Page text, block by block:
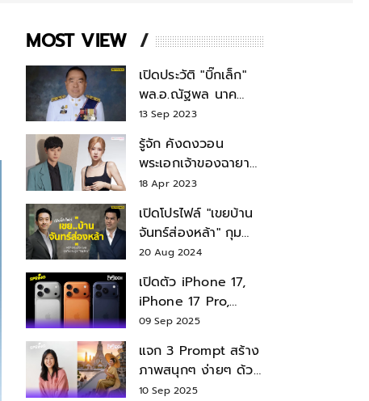
MOST VIEW
เปิดประวัติ "บิ๊กเล็ก"
พล.อ.ณัฐพล นาค
พาณิชย์ จากเลขาฯ
สมช.-เลขาฯ
รมว.กลาโหม
13 Sep 2023
รู้จัก คังดงวอน
พระเอกเจ้าของฉายา
สมบัติแห่งชาติ หลังมี
18 Apr 2023
เปิดโปรไฟล์ "เขยบ้าน
จันทร์ส่องหล้า" กุม
บังเหียนธุรกิจตระกูล
"ชินวัตร"
20 Aug 2024
เปิดตัว iPhone 17,
iPhone 17 Pro,
iPhone 17 Air สเปค
09 Sep 2025
แจก 3 Prompt สร้าง
ภาพสนุกๆ ง่ายๆ ด้วย
Nano Banana ใน
10 Sep 2025